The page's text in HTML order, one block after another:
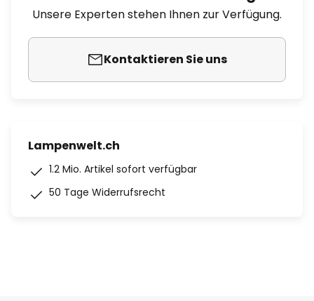
Unsere Experten stehen Ihnen zur Verfügung.
Kontaktieren Sie uns
Lampenwelt.ch
1.2 Mio. Artikel sofort verfügbar
50 Tage Widerrufsrecht